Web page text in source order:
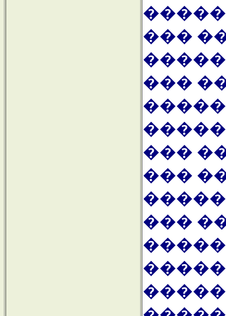
���
���
���
���
���������,
���